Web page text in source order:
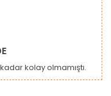
kolay olmamıştı.